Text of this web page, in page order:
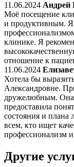
11.06.2024 Андрей
Моё посещение
и продуктивным. Я
клинике. Я
отношение к
11.06.2024
Хотела бы
Александровне.
дружелюбным. Она
предоставила
состояния и плана
всем, кто ищет
профессионализм
Другие